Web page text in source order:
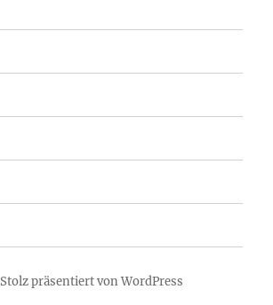
Stolz präsentiert von WordPress